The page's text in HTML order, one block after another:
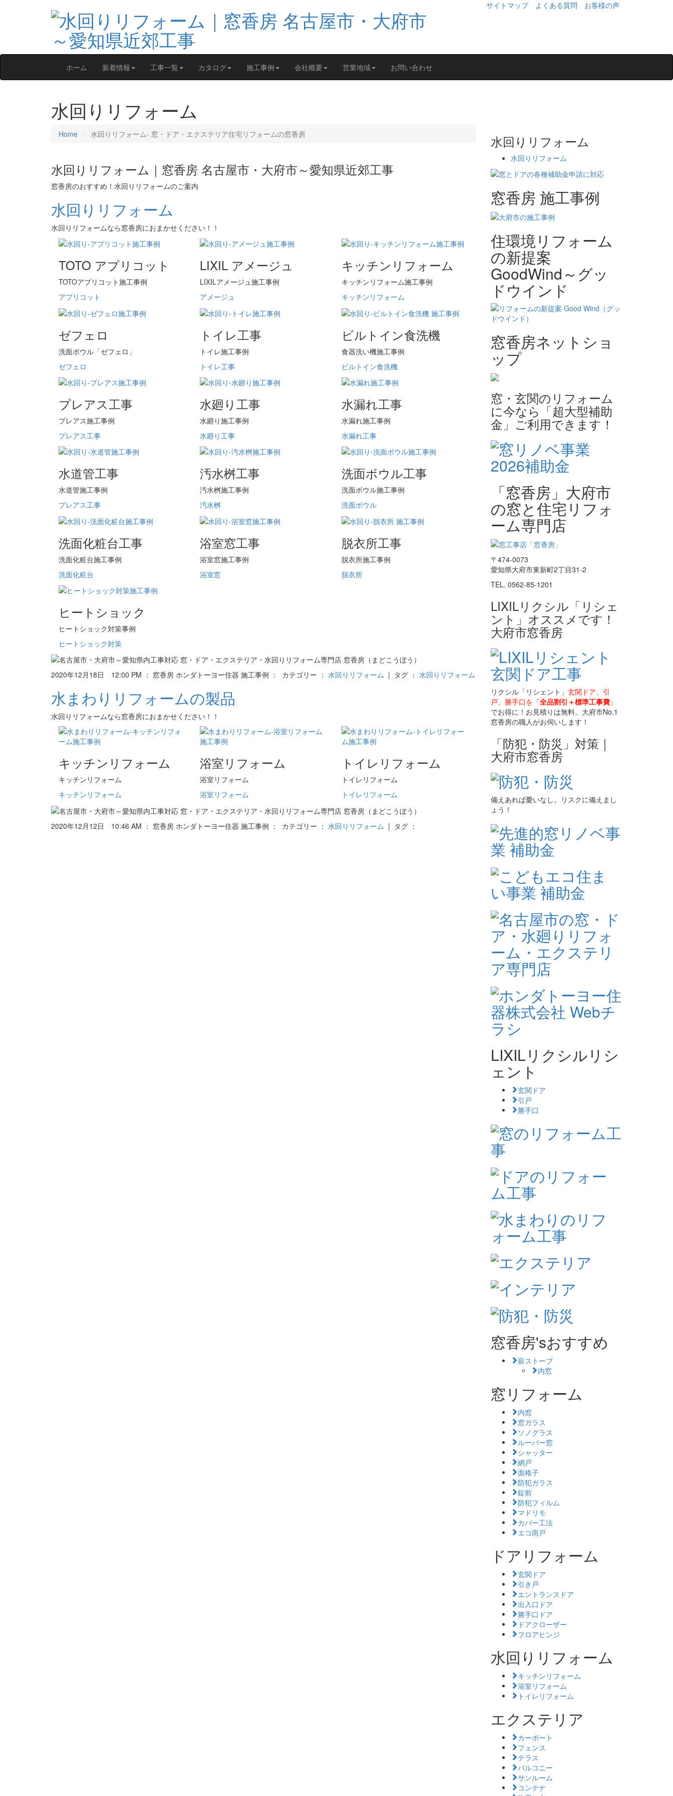
サイトマップ よくある質問 お客様の声
ホーム 新着情報 工事一覧 カタログ 施工事例 会社概要 営業地域 お問い合わせ
水回りリフォーム
Home 水回りリフォーム‐ 窓・ドア・エクステリア住宅リフォームの窓香房
水回りリフォーム｜窓香房 名古屋市・大府市～愛知県近郊工事
窓香房のおすすめ！水回りリフォームのご案内
水回りリフォーム
水回りリフォームなら窓香房におまかせください！！
TOTO アプリコット
TOTOアプリコット施工事例
アプリコット
LIXIL アメージュ
LIXILアメージュ施工事例
アメージュ
キッチンリフォーム
キッチンリフォーム施工事例
キッチンリフォーム
ゼフェロ
洗面ボウル「ゼフェロ」
ゼフェロ
トイレ工事
トイレ施工事例
トイレ工事
ビルトイン食洗機
食器洗い機施工事例
ビルトイン食洗機
プレアス工事
プレアス施工事例
プレアス工事
水廻り工事
水廻り施工事例
水廻り工事
水漏れ工事
水漏れ施工事例
水漏れ工事
水道管工事
水道管施工事例
プレアス工事
汚水桝工事
汚水桝施工事例
汚水桝
洗面ボウル工事
洗面ボウル施工事例
洗面ボウル
洗面化粧台工事
洗面化粧台施工事例
洗面化粧台
浴室窓工事
浴室窓施工事例
浴室窓
脱衣所工事
脱衣所施工事例
脱衣所
ヒートショック
ヒートショック対策事例
ヒートショック対策
2020年12月18日 12:00 PM ： 窓香房 ホンダトーヨー住器 施工事例 ： カテゴリー ： 水回りリフォーム | タグ ： 水回りリフォーム
水まわりリフォームの製品
水回りリフォームなら窓香房におまかせください！！
キッチンリフォーム
キッチンリフォーム
キッチンリフォーム
浴室リフォーム
浴室リフォーム
浴室リフォーム
トイレリフォーム
トイレリフォーム
トイレリフォーム
2020年12月12日 10:46 AM ： 窓香房 ホンダトーヨー住器 施工事例 ： カテゴリー ： 水回りリフォーム | タグ ：
水回りリフォーム
水回りリフォーム
窓香房 施工事例
住環境リフォーム
の新提案
GoodWind～グッ
ドウインド
窓香房ネットショ
ップ
窓・玄関のリフォーム
に今なら「超大型補助
金」ご利用できます！
「窓香房」大府市
の窓と住宅リフォ
ーム専門店
〒474-0073
愛知県大府市東新町2丁目31-2
TEL. 0562-85-1201
LIXILリクシル「リシェ
ント」オススメです！
大府市窓香房
リクシル「リシェント」 玄関ドア、引
戸、勝手口を「全品割引＋標準工事費」
でお得に！お見積りは無料。大府市No.1
窓香房の職人がお伺いします！
「防犯・防災」対策｜
大府市窓香房
備えあれば憂いなし。リスクに備えまし
ょう！
LIXILリクシルリシ
ェント
玄関ドア
引戸
勝手口
窓香房'sおすすめ
薪ストーブ
内窓
窓リフォーム
内窓
窓ガラス
ソノグラス
ルーバー窓
シャッター
網戸
面格子
防犯ガラス
錠前
防犯フィルム
マドリモ
カバー工法
エコ雨戸
ドアリフォーム
玄関ドア
引き戸
エントランスドア
出入口ドア
勝手口ドア
ドアクローザー
フロアヒンジ
水回りリフォーム
キッチンリフォーム
浴室リフォーム
トイレリフォーム
エクステリア
カーポート
フェンス
テラス
バルコニー
サンルーム
コンテナ